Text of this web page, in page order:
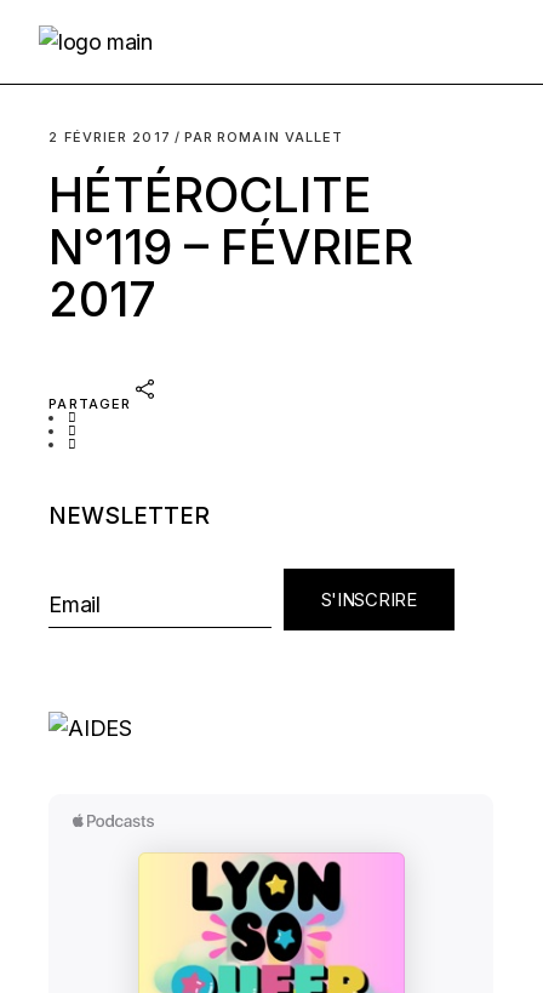
2 FÉVRIER 2017 PAR ROMAIN VALLET
HÉTÉROCLITE
N°119 – FÉVRIER
2017
PARTAGER
NEWSLETTER
S'INSCRIRE